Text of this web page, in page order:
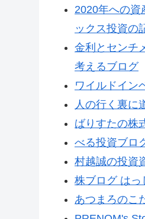
2020年への
ックス投資の
金利とセンチ
考えるブログ
ワイルドイン
人の行く裏に
ばりすたの株
べる投資ブロ
村越誠の投資
株ブログ はっ
あつまろのこ